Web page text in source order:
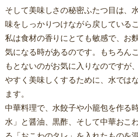
そして美味しさの秘密ふたつ目は、
味をしっかりつけながら戻している
私は食材の香りにとても敏感で、お
気になる時があるのです。もちろん
もとないのがお気に入りなのですが
やすく美味しくするために、水では
ます。
中華料理で、水餃子や小籠包を作る
水」と醤油、黒酢、そして中華おこ